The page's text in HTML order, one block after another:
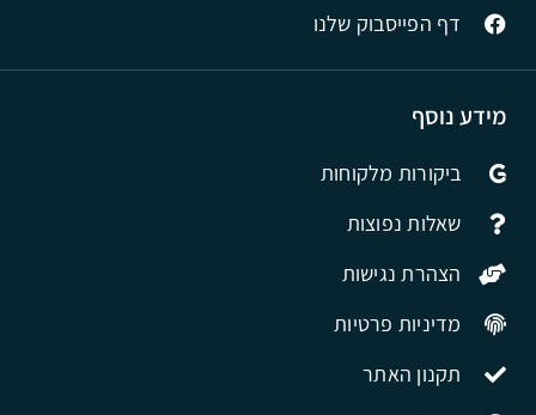
מידע נוסף
ביקורות מלקוחות
שאלות נפוצות
הצהרת נגישות
מדיניות פרטיות
תקנון האתר
דף הפייסבוק שלנו